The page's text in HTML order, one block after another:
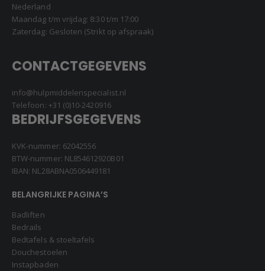
Nederland
Maandag t/m vrijdag: 8:30 t/m 17:00
Zaterdag: Gesloten (Strikt op afspraak)
CONTACTGEGEVENS
info@hulpmiddelenspecialist.nl
Telefoon: +31 (0)10-2420916
BEDRIJFSGEGEVENS
KVK-nummer: 62042556
BTW-nummer: NL854612920B01
IBAN: NL28ABNA0506449181
BELANGRIJKE PAGINA’S
Badliften
Bedrails
Bedtafels & stoeltafels
Douchestoelen
Instapbaden